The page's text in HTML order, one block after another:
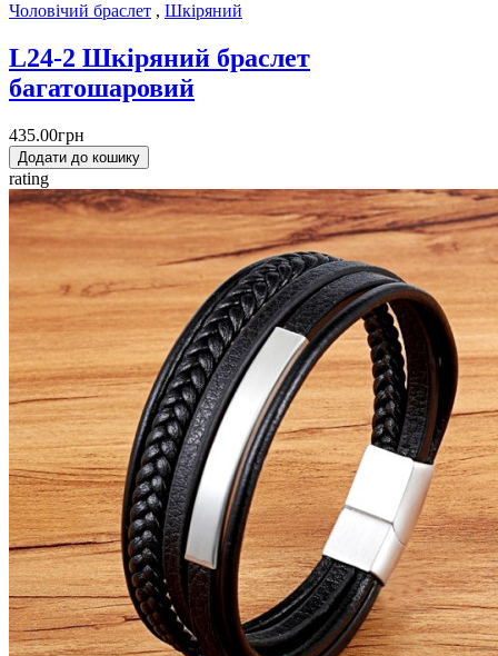
Чоловічий браслет , Шкіряний
L24-2 Шкіряний браслет
багатошаровий
435.00грн
Додати до кошику
rating